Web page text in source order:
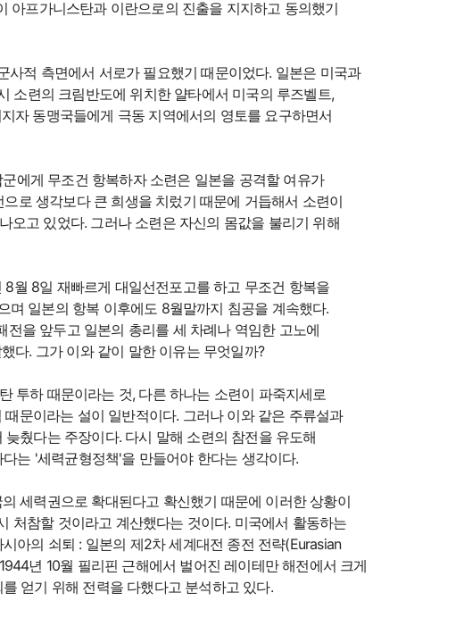
아프가니스탄과 이란으로의 진출을 지지하고 동의했기
사적 측면에서 서로가 필요했기 때문이었다. 일본은 미국과
소련의 크림반도에 위치한 얄타에서 미국의 루즈벨트,
자 동맹국들에게 극동 지역에서의 영토를 요구하면서
에게 무조건 항복하자 소련은 일본을 공격할 여유가
로 생각보다 큰 희생을 치렀기 때문에 거듭해서 소련이
오고 있었다. 그러나 소련은 자신의 몸값을 불리기 위해
월 8일 재빠르게 대일선전포고를 하고 무조건 항복을
며 일본의 항복 이후에도 8월말까지 침공을 계속했다.
을 앞두고 일본의 총리를 세 차례나 역임한 고노에
다. 그가 이와 같이 말한 이유는 무엇일까?
투하 때문이라는 것, 다른 하나는 소련이 파죽지세로
문이라는 설이 일반적이다. 그러나 이와 같은 주류설과
췄다는 주장이다. 다시 말해 소련의 참전을 유도해
는 '세력균형정책'을 만들어야 한다는 생각이다.
세력권으로 확대된다고 확신했기 때문에 이러한 상황이
처참할 것이라고 계산했다는 것이다. 미국에서 활동하는
아의 쇠퇴 : 일본의 제2차 세계대전 종전 전략(Eurasian
년 10월 필리핀 근해에서 벌어진 레이테만 해전에서 크게
얻기 위해 전력을 다했다고 분석하고 있다.